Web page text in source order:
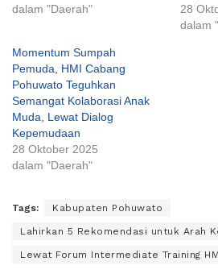
dalam "Daerah"
28
dalam
Momentum Sumpah
Pemuda, HMI Cabang
Pohuwato Teguhkan
Semangat Kolaborasi Anak
Muda, Lewat Dialog
Kepemudaan
28 Oktober 2025
dalam "Daerah"
Tags: Kabupaten Pohuwato
Lahirkan 5 Rekomendasi untuk Arah
Lewat Forum Intermediate Training